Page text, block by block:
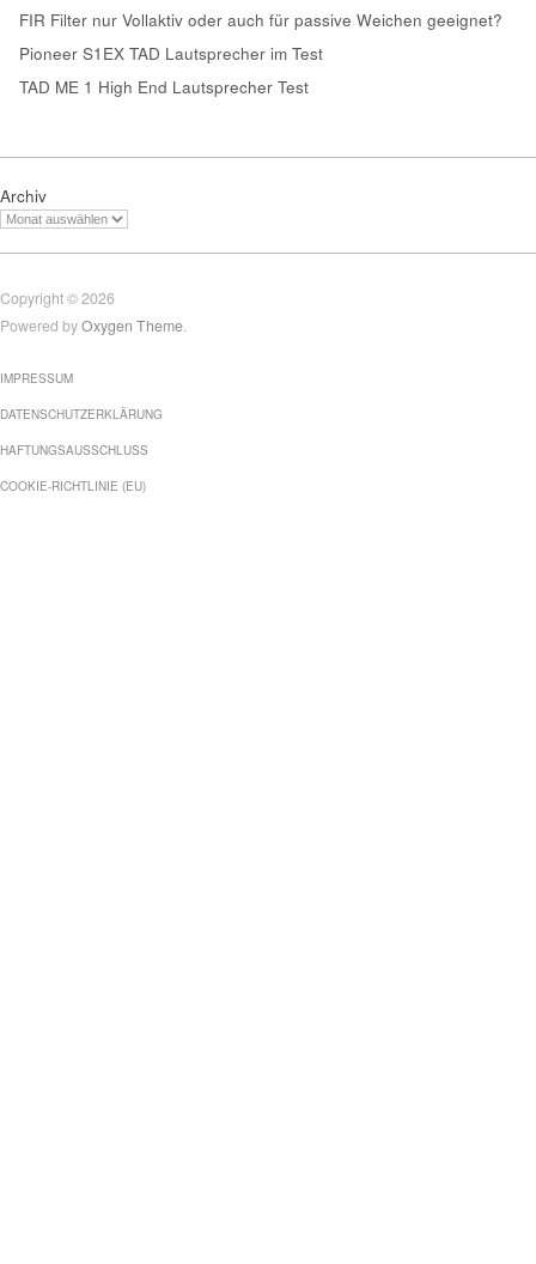
FIR Filter nur Vollaktiv oder auch für passive Weichen geeignet?
Pioneer S1EX TAD Lautsprecher im Test
TAD ME 1 High End Lautsprecher Test
Archiv
Copyright © 2026
Powered byOxygen Theme.
IMPRESSUM
DATENSCHUTZERKLÄRUNG
HAFTUNGSAUSSCHLUSS
COOKIE-RICHTLINIE (EU)